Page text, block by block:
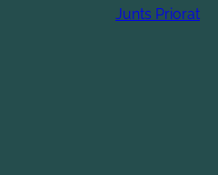
Junts Priorat